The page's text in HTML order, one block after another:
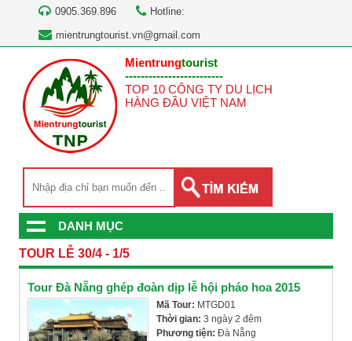
0905.369.896
Hotline:
mientrungtourist.vn@gmail.com
Mientrungtourist
-------------------------
TOP 10 CÔNG TY DU LỊCH
HÀNG ĐẦU VIỆT NAM
DANH MỤC
TOUR LỄ 30/4 - 1/5
Tour Đà Nẵng ghép đoàn dịp lễ hội pháo hoa 2015
Mã Tour: MTGD01
Thời gian: 3 ngày 2 đêm
Phương tiện: Đà Nẵng